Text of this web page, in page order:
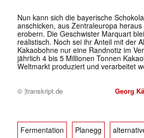
Nun kann sich die bayerische
anschicken, aus Zentraleuropa
erobern. Die Geschwister Marquart
realistisch. Noch sei ihr Anteil mit der
Kakaobohne nur eine Randnotiz im
jährlich 4 bis 5 Millionen Tonnen
Weltmarkt produziert und verarbeitet
© |transkript.de Georg
Fermentation Planegg